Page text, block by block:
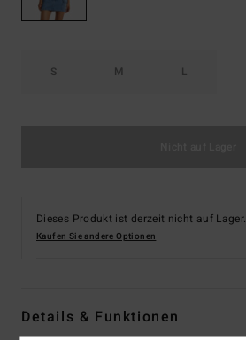
S M L
Dieses Produkt ist derzeit nicht auf Lager.
Kaufen Sie andere Optionen
Details & Funktionen